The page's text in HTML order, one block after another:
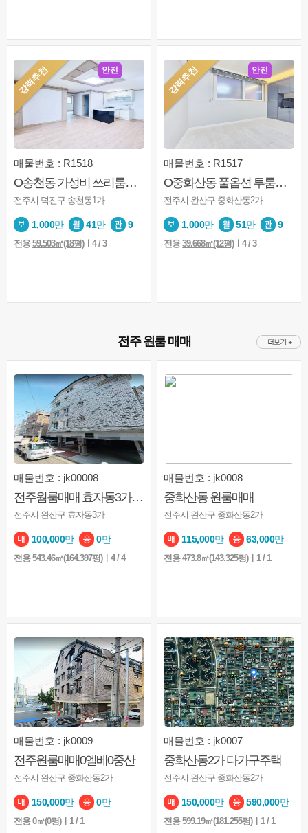
강력추천 안전
매물번호 : R1518
O송천동 가성비 쓰리룸O엘베있음O채광좋은남향O즉시입주O
전주시 덕진구 송천동1가
1,000만 41만 9
전용59.503㎡(18평)ㅣ4 / 3
강력추천 안전
매물번호 : R1517
O중화산동 풀옵션 투룸O엘베O준신축급O즉시입주O
전주시 완산구 중화산동2가
1,000만 51만 9
전용39.668㎡(12평)ㅣ4 / 3
전주 원룸 매매
매물번호 : jk00008
전주웜룸매매 효자동3가 원룸매매
전주시 완산구 효자동3가
100,000만 0만
전용543.46㎡(164.397평)ㅣ4 / 4
매물번호 : jk0008
중화산동 원룸매매
전주시 완산구 중화산동2가
115,000만 63,000만
전용473.8㎡(143.325평)ㅣ1 / 1
매물번호 : jk0009
전주원룸매매0엘베0중산
전주시 완산구 중화산동2가
150,000만 0만
전용0㎡(0평)ㅣ1 / 1
매물번호 : jk0007
중화산동2가 다가구주택
전주시 완산구 중화산동2가
150,000만 590,000만
전용599.19㎡(181.255평)ㅣ1 / 1